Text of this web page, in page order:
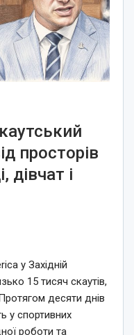
просторів
і
у Західній
15 тисяч скаутів,
Протягом десяти днів
у спортивних
роботи та